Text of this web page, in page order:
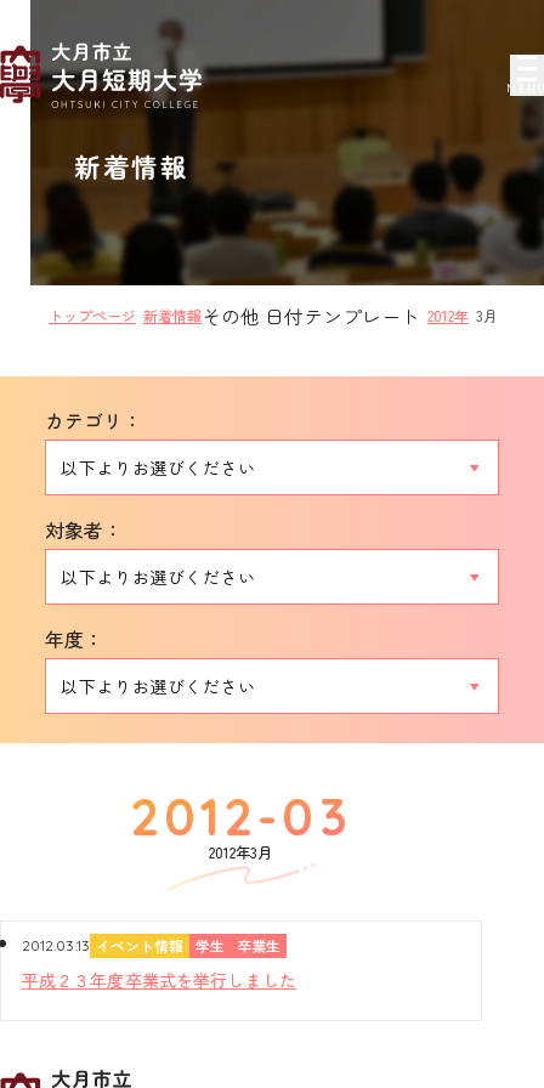
新着情報
トップページ 新着情報その他 日付テンプレート 2012年 3月
カテゴリ：
対象者：
年度：
2012年3月
2012.03.13 イベント情報 学生 卒業生
平成２３年度卒業式を挙行しました